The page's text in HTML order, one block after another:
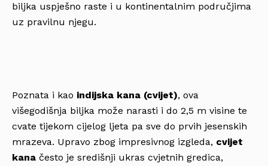
biljka uspješno raste i u kontinentalnim područjima
uz pravilnu njegu.
Poznata i kao indijska kana (cvijet), ova
višegodišnja biljka može narasti i do 2,5 m visine te
cvate tijekom cijelog ljeta pa sve do prvih jesenskih
mrazeva. Upravo zbog impresivnog izgleda, cvijet
kana često je središnji ukras cvjetnih gredica,